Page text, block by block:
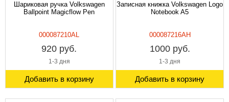
Шариковая ручка Volkswagen
Ballpoint Magicflow Pen
000087210AL
920 руб.
1-3 дня
Добавить в корзину
Записная книжка Volkswagen Logo
Notebook A5
000087216AH
1000 руб.
1-3 дня
Добавить в корзину